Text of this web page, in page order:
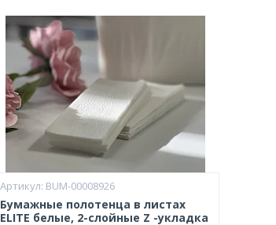
BUM-00008926
Бумажные полотенца в листах
ELITE белые, 2-слойные Z -укладка